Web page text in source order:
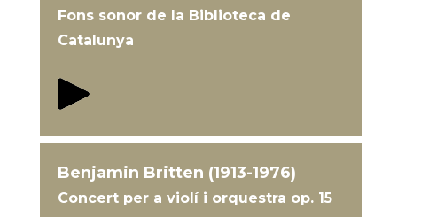
Fons sonor de la Biblioteca de
Catalunya
Benjamin Britten (1913-1976)
Concert per a violí i orquestra op. 15